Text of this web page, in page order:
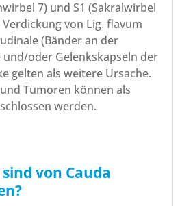
7) und S1 (Sakralwirbel
von Lig. flavum
(Bänder an der
oder Gelenkskapseln der
gelten als weitere Ursache.
Tumoren können als
werden.
von Cauda